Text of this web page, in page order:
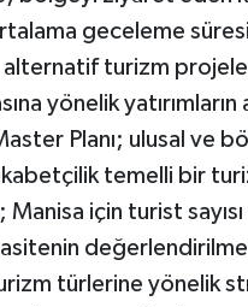
geceleme
alternatif turizm
yönelik
Planı; ulusal ve
temelli bir
Manisa için turist
türlerine yönelik